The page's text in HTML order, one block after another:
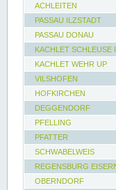
ACHLEITEN
PASSAU ILZSTADT
PASSAU DONAU
KACHLET SCHLEUSE
KACHLET WEHR UP
VILSHOFEN
HOFKIRCHEN
DEGGENDORF
PFELLING
PFATTER
SCHWABELWEIS
REGENSBURG
OBERNDORF